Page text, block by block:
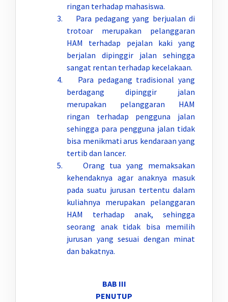
ringan terhadap mahasiswa.
3. Para pedagang yang berjualan di
trotoar merupakan pelanggaran
HAM terhadap pejalan kaki yang
berjalan dipinggir jalan sehingga
sangat rentan terhadap kecelakaan.
4. Para pedagang tradisional yang
berdagang dipinggir jalan
merupakan pelanggaran HAM
ringan terhadap pengguna jalan
sehingga para pengguna jalan tidak
bisa menikmati arus kendaraan yang
tertib dan lancer.
5. Orang tua yang memaksakan
kehendaknya agar anaknya masuk
pada suatu jurusan tertentu dalam
kuliahnya merupakan pelanggaran
HAM terhadap anak, sehingga
seorang anak tidak bisa memilih
jurusan yang sesuai dengan minat
dan bakatnya.
BAB III
PENUTUP